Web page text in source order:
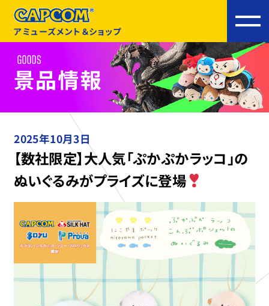
アミューズメント＆ショップ
2025年10月3日
【数社限定】大人気「ぷかぷかラッコ」の
ぬいぐるみがプライズに登場